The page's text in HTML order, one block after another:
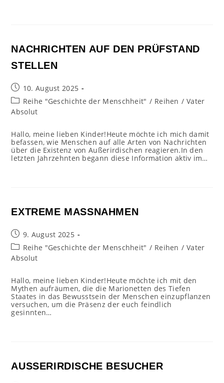
NACHRICHTEN AUF DEN PRÜFSTAND
STELLEN
Beitrag
veröffentlicht:
10. August 2025
Beitrags-
Kategorie:
Reihe "Geschichte der Menschheit" / Reihen / Vater
Absolut
Hallo, meine lieben Kinder!Heute möchte ich mich damit
befassen, wie Menschen auf alle Arten von Nachrichten
über die Existenz von Außerirdischen reagieren.In den
letzten Jahrzehnten begann diese Information aktiv im…
EXTREME MASSNAHMEN
Beitrag
veröffentlicht:
9. August 2025
Beitrags-
Kategorie:
Reihe "Geschichte der Menschheit" / Reihen / Vater
Absolut
Hallo, meine lieben Kinder!Heute möchte ich mit den
Mythen aufräumen, die die Marionetten des Tiefen
Staates in das Bewusstsein der Menschen einzupflanzen
versuchen, um die Präsenz der euch feindlich
gesinnten…
AUSSERIRDISCHE BESUCHER